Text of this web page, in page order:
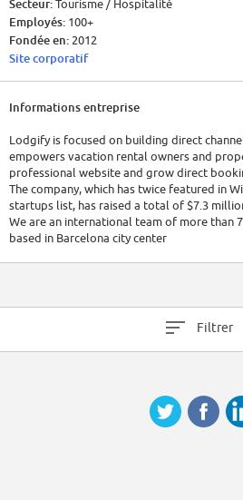
Secteur:Tourisme / Hospitalité
Employés: 100+
Fondée en: 2012
Site corporatif
Informations entreprise
Lodgify is focused on building direct
empowers vacation rental owners and
professional website and grow direct
The company, which has twice featured in
startups list, has raised a total of $7.3
We are an international team of more than
based in Barcelona city center
Filtrer